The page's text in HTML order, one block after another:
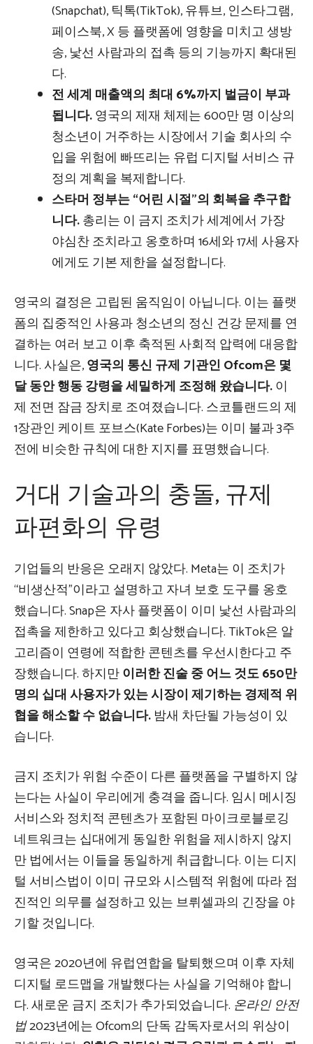
(Snapchat), 틱톡(TikTok), 유튜브, 인스타그램,
페이스북, X 등 플랫폼에 영향을 미치고 생방
송, 낯선 사람과의 접촉 등의 기능까지 확대된
다.
전 세계 매출액의 최대 6%까지 벌금이 부과
됩니다.영국의 제재 체제는 600만 명 이상의
청소년이 거주하는 시장에서 기술 회사의 수
입을 위험에 빠뜨리는 유럽 디지털 서비스 규
정의 계획을 복제합니다.
스타머 정부는 “어린 시절”의 회복을 추구합
니다.총리는 이 금지 조치가 세계에서 가장
야심찬 조치라고 옹호하며 16세와 17세 사용자
에게도 기본 제한을 설정합니다.
영국의 결정은 고립된 움직임이 아닙니다. 이는 플랫
폼의 집중적인 사용과 청소년의 정신 건강 문제를 연
결하는 여러 보고 이후 축적된 사회적 압력에 대응합
니다. 사실은,영국의 통신 규제 기관인 Ofcom은 몇
달 동안 행동 강령을 세밀하게 조정해 왔습니다.이
제 전면 잠금 장치로 조여졌습니다. 스코틀랜드의 제
1장관인 케이트 포브스(Kate Forbes)는 이미 불과 3주
전에 비슷한 규칙에 대한 지지를 표명했습니다.
거대 기술과의 충돌, 규제
파편화의 유령
기업들의 반응은 오래지 않았다. Meta는 이 조치가
“비생산적”이라고 설명하고 자녀 보호 도구를 옹호
했습니다. Snap은 자사 플랫폼이 이미 낯선 사람과의
접촉을 제한하고 있다고 회상했습니다. TikTok은 알
고리즘이 연령에 적합한 콘텐츠를 우선시한다고 주
장했습니다. 하지만이러한 진술 중 어느 것도 650만
명의 십대 사용자가 있는 시장이 제기하는 경제적 위
협을 해소할 수 없습니다. 밤새 차단될 가능성이 있
습니다.
금지 조치가 위험 수준이 다른 플랫폼을 구별하지 않
는다는 사실이 우리에게 충격을 줍니다. 임시 메시징
서비스와 정치적 콘텐츠가 포함된 마이크로블로깅
네트워크는 십대에게 동일한 위험을 제시하지 않지
만 법에서는 이들을 동일하게 취급합니다. 이는 디지
털 서비스법이 이미 규모와 시스템적 위험에 따라 점
진적인 의무를 설정하고 있는 브뤼셀과의 긴장을 야
기할 것입니다.
영국은 2020년에 유럽연합을 탈퇴했으며 이후 자체
디지털 로드맵을 개발했다는 ​​사실을 기억해야 합니
다. 새로운 금지 조치가 추가되었습니다. 온라인 안전
법2023년에는 Ofcom의 단독 감독자로서의 위상이